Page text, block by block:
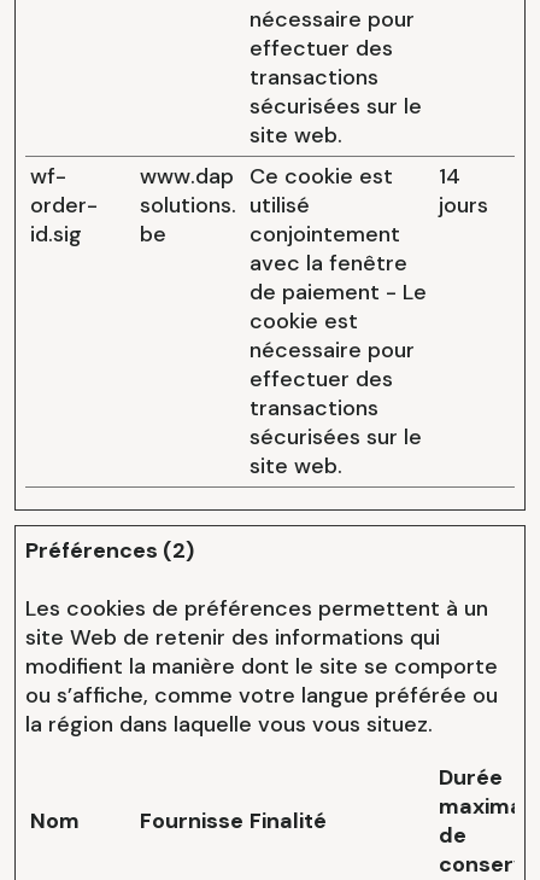
nécessaire pour
effectuer des
transactions
sécurisées sur le
site web.
wf-
order-
id.sig
www.dap
solutions.
be
Ce cookie est
utilisé
conjointement
avec la fenêtre
de paiement - Le
cookie est
nécessaire pour
effectuer des
transactions
sécurisées sur le
site web.
14
jours
Préférences (2)
Les cookies de préférences permettent à un
site Web de retenir des informations qui
modifient la manière dont le site se comporte
ou s’affiche, comme votre langue préférée ou
la région dans laquelle vous vous situez.
Nom FournisseurFinalité
Durée
de